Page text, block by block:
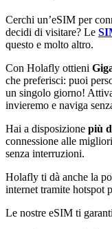
Cerchi un’eSIM per
decidi di visitare? Le
questo e molto altro.
Con Holafly ottieni
che preferisci: puoi
un singolo giorno!
invieremo e naviga
Hai a disposizione più
connessione alle
senza interruzioni.
Holafly ti dà anche la
internet tramite hotspot
Le nostre eSIM ti